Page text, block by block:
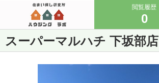
閲覧履歴
0
スーパーマルハチ 下坂部店